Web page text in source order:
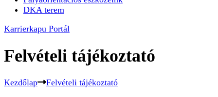
DKA terem
Karrierkapu Portál
Felvételi tájékoztató
Kezdőlap
Felvételi tájékoztató